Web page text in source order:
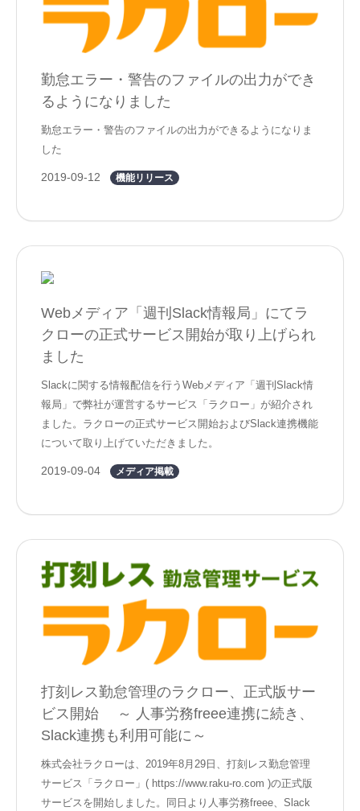
勤怠エラー・警告のファイルの出力ができ
るようになりました
勤怠エラー・警告のファイルの出力ができるようになりま
した
2019-09-12 機能リリース
Webメディア「週刊Slack情報局」にてラ
クローの正式サービス開始が取り上げられ
ました
Slackに関する情報配信を行うWebメディア「週刊Slack情
報局」で弊社が運営するサービス「ラクロー」が紹介され
ました。ラクローの正式サービス開始およびSlack連携機能
について取り上げていただきました。
2019-09-04 メディア掲載
打刻レス勤怠管理のラクロー、正式版サー
ビス開始 ～ 人事労務freee連携に続き、
Slack連携も利用可能に～
株式会社ラクローは、2019年8月29日、打刻レス勤怠管理
サービス「ラクロー」( https://www.raku-ro.com )の正式版
サービスを開始しました。同日より人事労務freee、Slack